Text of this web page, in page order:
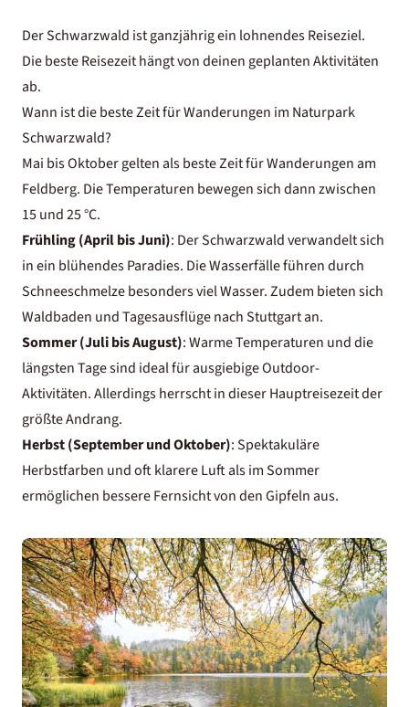
Der Schwarzwald ist ganzjährig ein lohnendes Reiseziel.
Die beste Reisezeit hängt von deinen geplanten Aktivitäten
ab.
Wann ist die beste Zeit für Wanderungen im Naturpark
Schwarzwald?
Mai bis Oktober gelten als beste Zeit für Wanderungen am
Feldberg. Die Temperaturen bewegen sich dann zwischen
15 und 25 °C.
Frühling (April bis Juni): Der Schwarzwald verwandelt sich
in ein blühendes Paradies. Die Wasserfälle führen durch
Schneeschmelze besonders viel Wasser. Zudem bieten sich
Waldbaden und Tagesausflüge nach Stuttgart an.
Sommer (Juli bis August): Warme Temperaturen und die
längsten Tage sind ideal für ausgiebige Outdoor-
Aktivitäten. Allerdings herrscht in dieser Hauptreisezeit der
größte Andrang.
Herbst (September und Oktober): Spektakuläre
Herbstfarben und oft klarere Luft als im Sommer
ermöglichen bessere Fernsicht von den Gipfeln aus.